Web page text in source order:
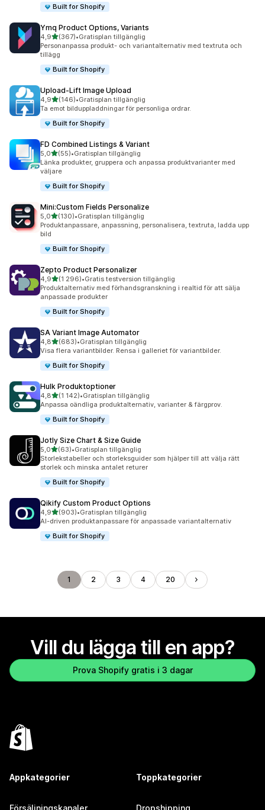
Built for Shopify
Ymq Product Options, Variants
4,9av 5 stjärnor
(367)
367 recensioner totalt
•Gratisplan tillgänglig
Personanpassa produkt- och variantalternativ med textruta och
tillägg
Built for Shopify
Upload‑Lift Image Upload
4,9av 5 stjärnor
(146)
146 recensioner totalt
•Gratisplan tillgänglig
Ta emot bilduppladdningar för personliga ordrar.
Built for Shopify
FD Combined Listings & Variant
5,0av 5 stjärnor
(55)
55 recensioner totalt
•Gratisplan tillgänglig
Länka produkter, gruppera och anpassa produktvarianter med
väljare
Built for Shopify
Mini:Custom Fields Personalize
5,0av 5 stjärnor
(130)
130 recensioner totalt
•Gratisplan tillgänglig
Produktanpassare, anpassning, personalisera, textruta, ladda upp
bild
Built for Shopify
Zepto Product Personalizer
4,9av 5 stjärnor
(1 296)
1296 recensioner totalt
•Gratis testversion tillgänglig
Produktalternativ med förhandsgranskning i realtid för att sälja
anpassade produkter
Built for Shopify
SA Variant Image Automator
4,8av 5 stjärnor
(683)
683 recensioner totalt
•Gratisplan tillgänglig
Visa flera variantbilder. Rensa i galleriet för variantbilder.
Built for Shopify
Hulk Produktoptioner
4,8av 5 stjärnor
(1 142)
1142 recensioner totalt
•Gratisplan tillgänglig
Anpassa oändliga produktalternativ, varianter & färgprov.
Built for Shopify
Jotly Size Chart & Size Guide
5,0av 5 stjärnor
(63)
63 recensioner totalt
•Gratisplan tillgänglig
Storlekstabeller och storleksguider som hjälper till att välja rätt
storlek och minska antalet returer
Built for Shopify
Qikify Custom Product Options
4,9av 5 stjärnor
(903)
903 recensioner totalt
•Gratisplan tillgänglig
AI-driven produktanpassare för anpassade variantalternativ
Built for Shopify
1 2 3 4 20
Vill du lägga till en app?
Prova Shopify gratis i 3 dagar
Appkategorier
Försäljningskanaler
Toppkategorier
Dropshipping